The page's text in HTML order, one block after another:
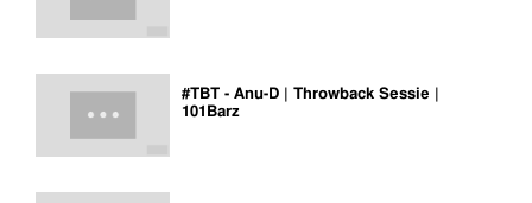
#TBT - Anu-D | Throwback Sessie |
101Barz